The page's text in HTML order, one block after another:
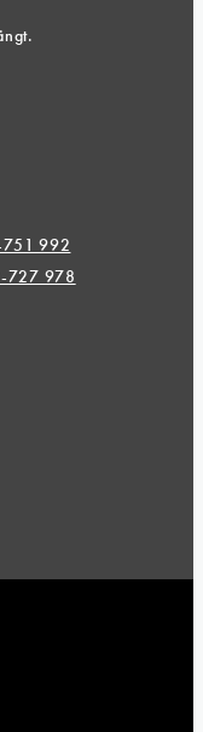
751 992
727 978